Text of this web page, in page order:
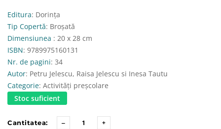
Editura: Dorința
Tip Copertă: Broșată
Dimensiunea : 20 x 28 cm
ISBN: 9789975160131
Nr. de pagini: 34
Autor: Petru Jelescu, Raisa Jelescu si Inesa Tautu
Categorie: Activități preșcolare
Stoc suficient
Cantitatea: